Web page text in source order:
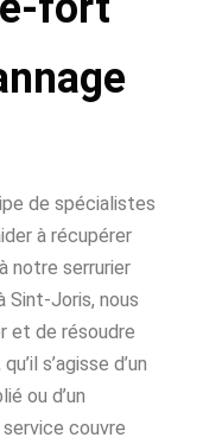
de spécialistes
à récupérer
notre serrurier
Joris, nous
et de résoudre
s’agisse d’un
ou d’un
couvre